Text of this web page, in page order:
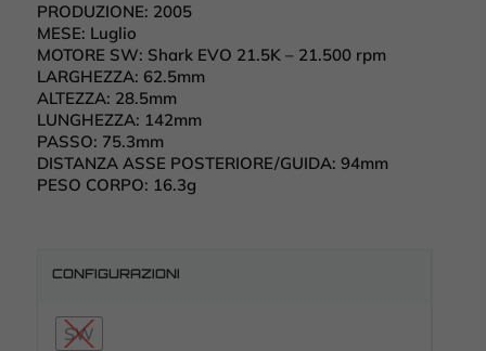
PRODUZIONE: 2005
MESE: Luglio
MOTORE SW: Shark EVO 21.5K – 21.500 rpm
LARGHEZZA: 62.5mm
ALTEZZA: 28.5mm
LUNGHEZZA: 142mm
PASSO: 75.3mm
DISTANZA ASSE POSTERIORE/GUIDA: 94mm
PESO CORPO: 16.3g
CONFIGURAZIONI
SW